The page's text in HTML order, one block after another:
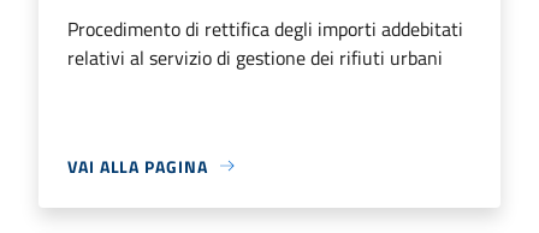
Procedimento di rettifica degli importi addebitati
relativi al servizio di gestione dei rifiuti urbani
VAI ALLA PAGINA